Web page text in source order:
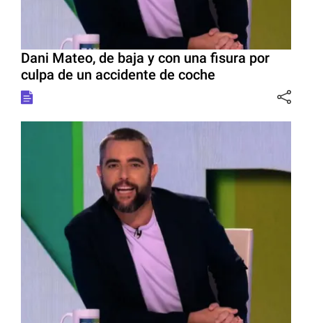
Dani Mateo, de baja y con una fisura por
culpa de un accidente de coche